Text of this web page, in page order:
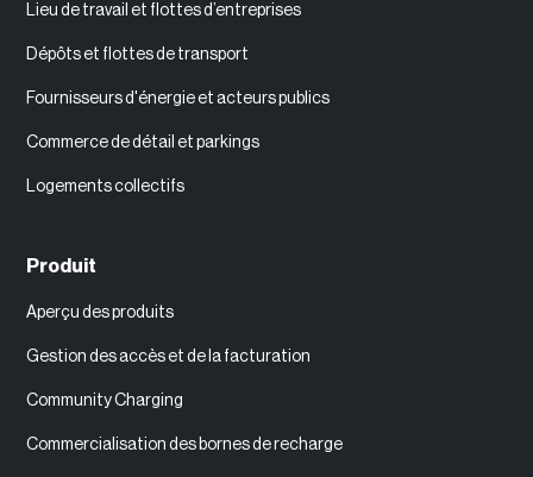
Lieu de travail et flottes d’entreprises
Dépôts et flottes de transport
Fournisseurs d'énergie et acteurs publics
Commerce de détail et parkings
Logements collectifs
Produit
Aperçu des produits
Gestion des accès et de la facturation
Community Charging
Commercialisation des bornes de recharge